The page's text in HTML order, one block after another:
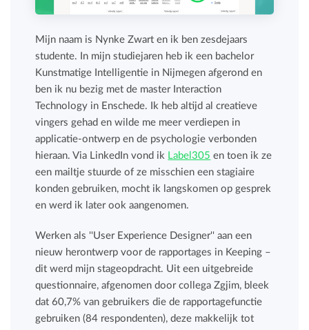
Mijn naam is Nynke Zwart en ik ben zesdejaars
studente. In mijn studiejaren heb ik een bachelor
Kunstmatige Intelligentie in Nijmegen afgerond en
ben ik nu bezig met de master Interaction
Technology in Enschede. Ik heb altijd al creatieve
vingers gehad en wilde me meer verdiepen in
applicatie-ontwerp en de psychologie verbonden
hieraan. Via LinkedIn vond ik Label305 en toen ik ze
een mailtje stuurde of ze misschien een stagiaire
konden gebruiken, mocht ik langskomen op gesprek
en werd ik later ook aangenomen.
Werken als ''User Experience Designer'' aan een
nieuw herontwerp voor de rapportages in Keeping –
dit werd mijn stageopdracht. Uit een uitgebreide
questionnaire, afgenomen door collega Zgjim, bleek
dat 60,7% van gebruikers die de rapportagefunctie
gebruiken (84 respondenten), deze makkelijk tot